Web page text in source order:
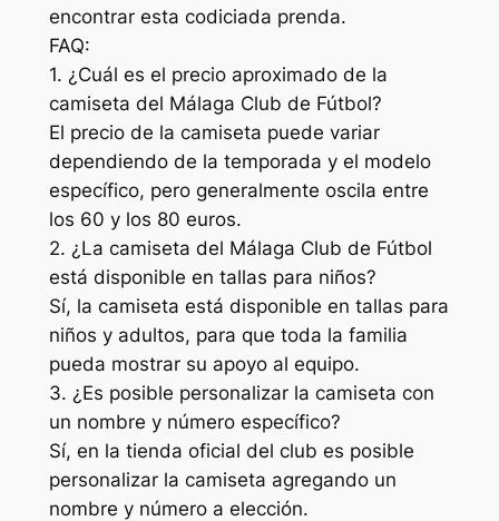
encontrar esta codiciada prenda.
FAQ:
1. ¿Cuál es el precio aproximado de la
camiseta del Málaga Club de Fútbol?
El precio de la camiseta puede variar
dependiendo de la temporada y el modelo
específico, pero generalmente oscila entre
los 60 y los 80 euros.
2. ¿La camiseta del Málaga Club de Fútbol
está disponible en tallas para niños?
Sí, la camiseta está disponible en tallas para
niños y adultos, para que toda la familia
pueda mostrar su apoyo al equipo.
3. ¿Es posible personalizar la camiseta con
un nombre y número específico?
Sí, en la tienda oficial del club es posible
personalizar la camiseta agregando un
nombre y número a elección.